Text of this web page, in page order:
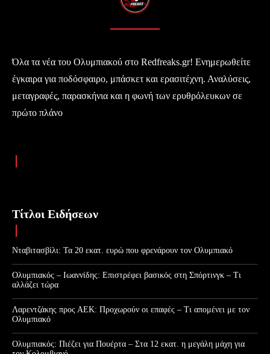
Όλα τα νέα του Ολυμπιακού στο Redfreaks.gr! Ενημερωθείτε
έγκαιρα για ποδόσφαιρο, μπάσκετ και ερασιτέχνη. Αναλύσεις,
μεταγραφές, παρασκήνια και η φωνή των ερυθρόλευκων σε
πρώτο πλάνο
Τίτλοι Ειδήσεων
Νταβιτασβίλι: Τα 20 εκατ. ευρώ που φρενάρουν τον Ολυμπιακό
Ολυμπιακός – Ιωαννίδης: Επιστρέφει βασικός στη Σπόρτινγκ – Τι
αλλάζει τώρα
Λαρεντζάκης προς ΑΕΚ: Προχωρούν οι επαφές – Τι απομένει με τον
Ολυμπιακό
Ολυμπιακός: Πιέζει για Πουέρτα – Στα 12 εκατ. η μεγάλη μάχη για